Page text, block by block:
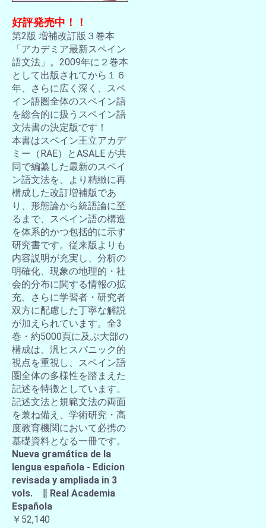
好評発売中！！
第2版 増補改訂版３巻本
「アカデミア最新スペイン
語文法」。2009年に２巻本
として出版されてから１６
年、さらに広く深く、スペ
イン語圏全体のスペイン語
を総合的に扱うスペイン語
文法書の決定版です！
本書はスペイン王立アカデ
ミー（RAE）とASALE が共
同で編纂した最新のスペイ
ン語文法を、より精緻に再
構成した改訂増補版であ
り、形態論から統語論に至
るまで、スペイン語の構造
を体系的かつ包括的に示す
研究書です。従来版よりも
内容説明が充実し、分析の
明確化、現象の地理的・社
会的分布に関する情報の拡
充、さらに学習者・研究者
双方に配慮した丁寧な解説
が加えられています。全3
巻・約5000頁に及ぶ大部の
構成は、汎ヒスパニック的
視点を重視し、スペイン語
圏全体の多様性を踏まえた
記述を特徴としています。
記述文法と規範文法の両面
を兼ね備え、学術研究・高
度教育機関において必携の
基礎資料となる一冊です。
Nueva gramática de la
lengua española - Edicion
revisada y ampliada in 3
vols. ∥ Real Academia
Española
￥52,140